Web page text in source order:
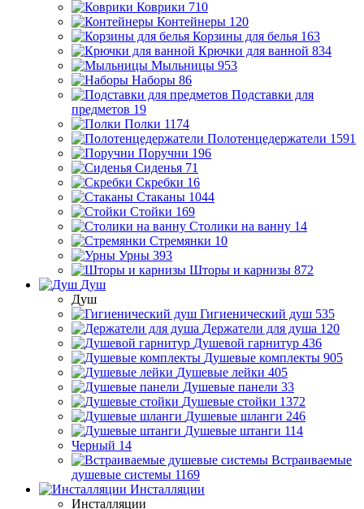
Коврики 710
Контейнеры 120
Корзины для белья 163
Крючки для ванной 834
Мыльницы 953
Наборы 86
Подставки для
предметов 19
Полки 1174
Полотенцедержатели 1591
Поручни 196
Сиденья 71
Скребки 16
Стаканы 1044
Стойки 169
Столики на ванну 14
Стремянки 10
Урны 393
Шторы и карнизы 872
Душ
Душ
Гигиенический душ 535
Держатели для душа 120
Душевой гарнитур 436
Душевые комплекты 905
Душевые лейки 405
Душевые панели 33
Душевые стойки 1372
Душевые шланги 246
Душевые штанги 114
Черный 14
Встраиваемые
душевые системы 1169
Инсталляции
Инсталляции